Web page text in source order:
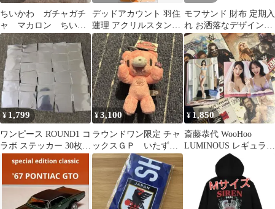
ちいかわ ガチャガチ
ャ マカロン ちいか
わ
デッドアカウント 羽住
蓮理 アクリルスタンド
Suit スーツ
モフサンド 財布 定期入
れ お洒落なデザイン
☆★
¥ 1,799
ワンピース ROUND1 コ
ラボ ステッカー 30枚セ
¥3,100
ラウンドワン限定 チャ
ックスＧＰ いたずら
ぐまのグルーミー ピ
ンク
¥ 1,850
斎藤恭代 WooHoo
LUMINOUS レギュラー
コンプ・キャンペーン2